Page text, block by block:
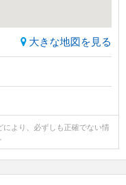
大きな地図を見る
より、必ずしも正確でない情